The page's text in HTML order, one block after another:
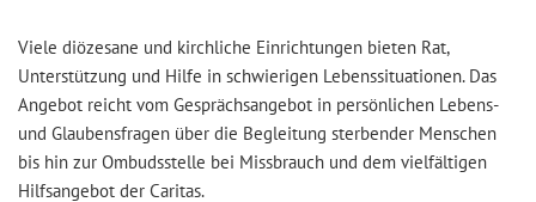
Viele diözesane und kirchliche Einrichtungen bieten Rat,
Unterstützung und Hilfe in schwierigen Lebenssituationen. Das
Angebot reicht vom Gesprächsangebot in persönlichen Lebens-
und Glaubensfragen über die Begleitung sterbender Menschen
bis hin zur Ombudsstelle bei Missbrauch und dem vielfältigen
Hilfsangebot der Caritas.